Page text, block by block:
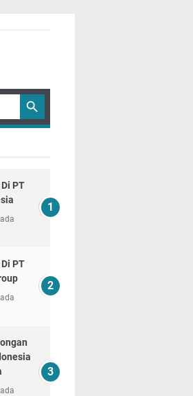
PT
PT